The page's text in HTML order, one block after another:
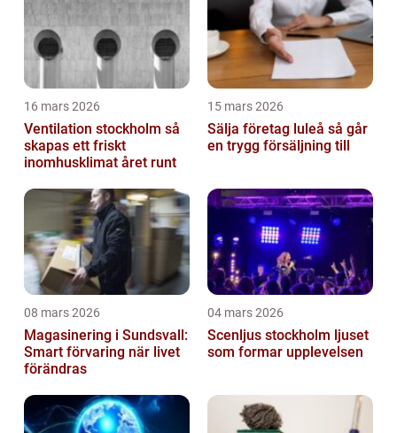
16 mars 2026
Ventilation stockholm så
skapas ett friskt
inomhusklimat året runt
15 mars 2026
Sälja företag luleå så går
en trygg försäljning till
08 mars 2026
Magasinering i Sundsvall:
Smart förvaring när livet
förändras
04 mars 2026
Scenljus stockholm ljuset
som formar upplevelsen